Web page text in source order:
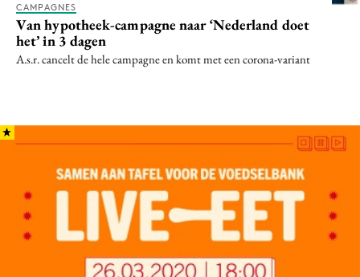
Programmatic
Purpose Marketing
CAMPAGNES
Van hypotheek-campagne naar ‘Nederland doet
het’ in 3 dagen
A.s.r. cancelt de hele campagne en komt met een corona-variant